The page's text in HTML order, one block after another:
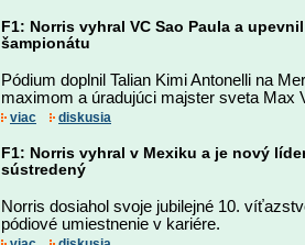
F1: Norris vyhral VC Sao Paula a
šampionátu
Pódium doplnil Talian Kimi Antonelli na
maximom a úradujúci majster sveta Max
viac diskusia
F1: Norris vyhral v Mexiku a je nový
sústredený
Norris dosiahol svoje jubilejné 10.
pódiové umiestnenie v kariére.